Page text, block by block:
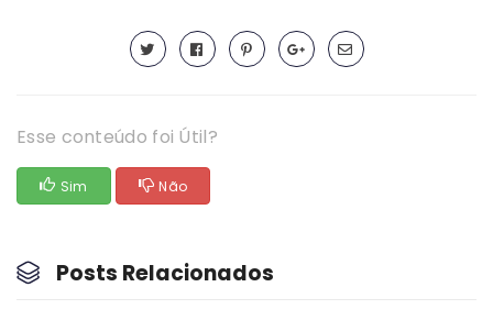
Esse conteúdo foi Útil?
Sim Não
Posts Relacionados